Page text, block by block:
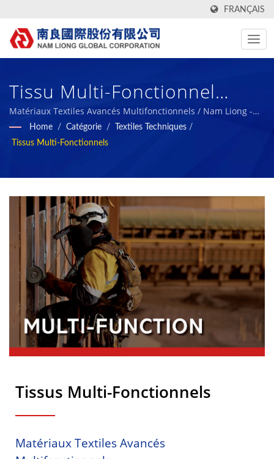
FRANÇAIS
Tissu Multi-Fonctionnel
ARMORTEX®. / Nam Liong -
Fabricant Professionnel De
Matériaux Textiles Avancés Multifonctionnels / Nam Liong -
Fabricant professionnel de composites en mousse polymère.
Home / Catégorie / Textiles Techniques /
Tissus Multi-Fonctionnels
Tissus Multi-Fonctionnels
Matériaux Textiles Avancés